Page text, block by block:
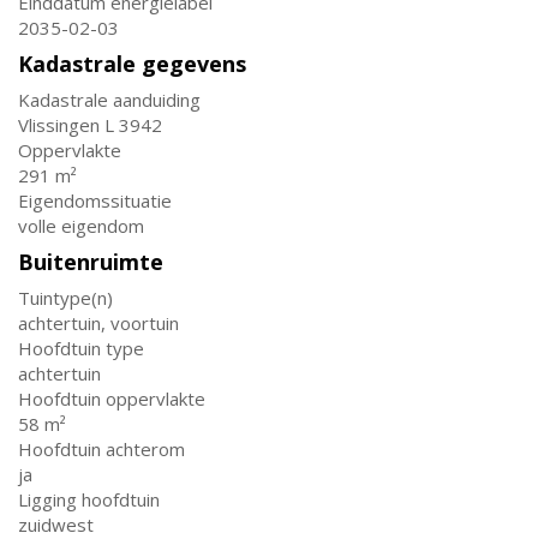
2035-02-03
Kadastrale gegevens
Kadastrale aanduiding
Vlissingen L 3942
Oppervlakte
291 m²
Eigendomssituatie
volle eigendom
Buitenruimte
Tuintype(n)
achtertuin, voortuin
Hoofdtuin type
achtertuin
Hoofdtuin oppervlakte
58 m²
Hoofdtuin achterom
ja
Ligging hoofdtuin
zuidwest